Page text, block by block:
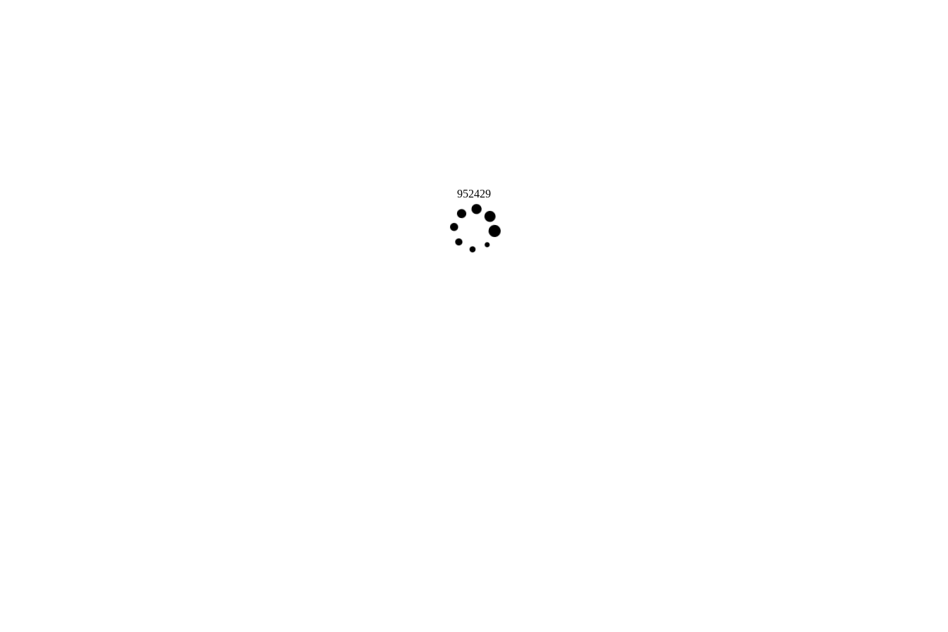
952429